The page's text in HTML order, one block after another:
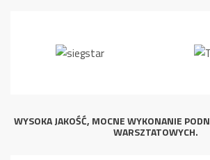
WYSOKA JAKOŚĆ, MOCNE WYKONANIE
WARSZTATOWYCH.